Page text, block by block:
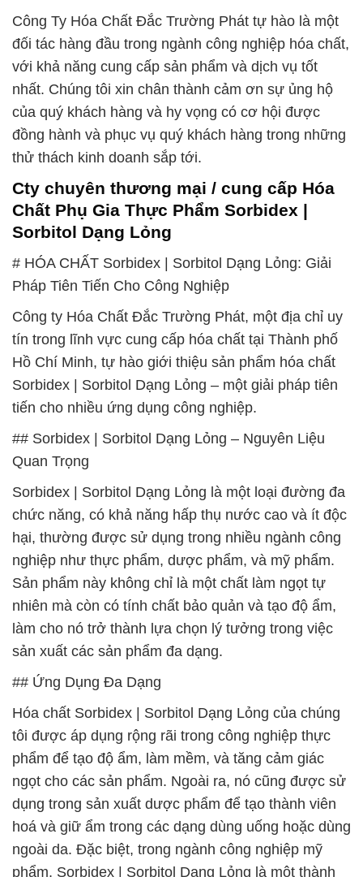
Công Ty Hóa Chất Đắc Trường Phát tự hào là một
đối tác hàng đầu trong ngành công nghiệp hóa chất,
với khả năng cung cấp sản phẩm và dịch vụ tốt
nhất. Chúng tôi xin chân thành cảm ơn sự ủng hộ
của quý khách hàng và hy vọng có cơ hội được
đồng hành và phục vụ quý khách hàng trong những
thử thách kinh doanh sắp tới.
Cty chuyên thương mại / cung cấp Hóa
Chất Phụ Gia Thực Phẩm Sorbidex |
Sorbitol Dạng Lỏng
# HÓA CHẤT Sorbidex | Sorbitol Dạng Lỏng: Giải
Pháp Tiên Tiến Cho Công Nghiệp
Công ty Hóa Chất Đắc Trường Phát, một địa chỉ uy
tín trong lĩnh vực cung cấp hóa chất tại Thành phố
Hồ Chí Minh, tự hào giới thiệu sản phẩm hóa chất
Sorbidex | Sorbitol Dạng Lỏng – một giải pháp tiên
tiến cho nhiều ứng dụng công nghiệp.
## Sorbidex | Sorbitol Dạng Lỏng – Nguyên Liệu
Quan Trọng
Sorbidex | Sorbitol Dạng Lỏng là một loại đường đa
chức năng, có khả năng hấp thụ nước cao và ít độc
hại, thường được sử dụng trong nhiều ngành công
nghiệp như thực phẩm, dược phẩm, và mỹ phẩm.
Sản phẩm này không chỉ là một chất làm ngọt tự
nhiên mà còn có tính chất bảo quản và tạo độ ẩm,
làm cho nó trở thành lựa chọn lý tưởng trong việc
sản xuất các sản phẩm đa dạng.
## Ứng Dụng Đa Dạng
Hóa chất Sorbidex | Sorbitol Dạng Lỏng của chúng
tôi được áp dụng rộng rãi trong công nghiệp thực
phẩm để tạo độ ẩm, làm mềm, và tăng cảm giác
ngọt cho các sản phẩm. Ngoài ra, nó cũng được sử
dụng trong sản xuất dược phẩm để tạo thành viên
hoá và giữ ẩm trong các dạng dùng uống hoặc dùng
ngoài da. Đặc biệt, trong ngành công nghiệp mỹ
phẩm, Sorbidex | Sorbitol Dạng Lỏng là một thành